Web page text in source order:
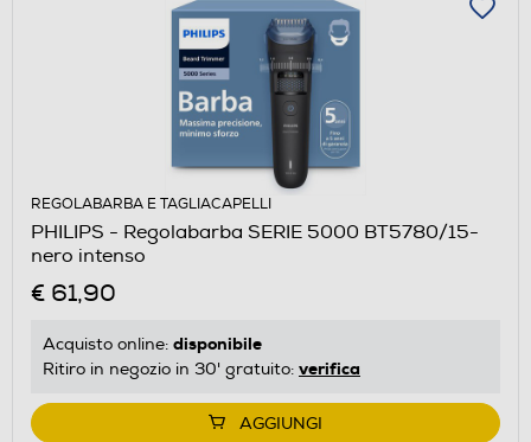
REGOLABARBA E TAGLIACAPELLI
PHILIPS - Regolabarba SERIE 5000 BT5780/15-
nero intenso
€ 61,90
Acquisto online: disponibile
Ritiro in negozio in 30' gratuito: verifica
AGGIUNGI